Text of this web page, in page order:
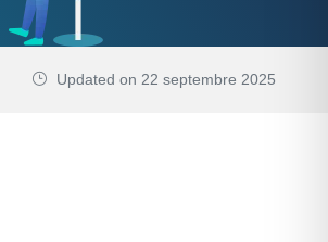
Updated on 22 septembre 2025